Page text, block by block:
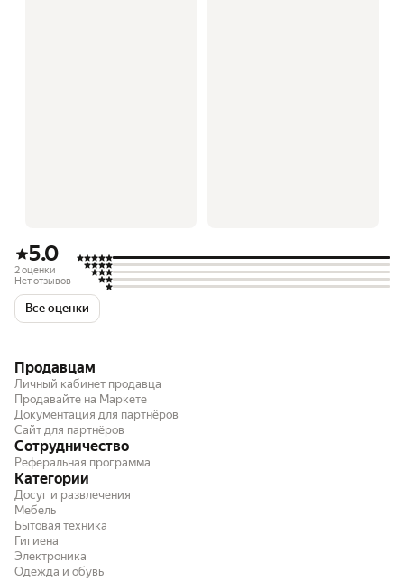
5.0
2 оценки
Нет отзывов
Все оценки
Продавцам
Личный кабинет продавца
Продавайте на Маркете
Документация для партнёров
Сайт для партнёров
Сотрудничество
Реферальная программа
Категории
Досуг и развлечения
Мебель
Бытовая техника
Гигиена
Электроника
Одежда и обувь